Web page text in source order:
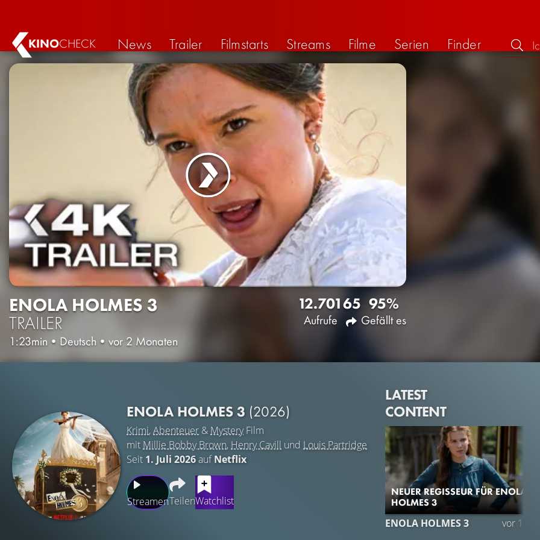
KINOCHECK News Trailer Filmstarts Streams Filme Serien Finder
ENOLA HOLMES 3
TRAILER
1:23min • Deutsch • vor 2 Monaten
12.701
Aufrufe
65 95%
Gefällt es
ENOLA HOLMES 3 (2026)
Krimi,Abenteuer & MysteryFilm
mit Millie Bobby Brown, Henry Cavill und Louis Partridge
Seit 1. Juli 2026aufNetflix
StreamenTeilenWatchlist
LATEST
CONTENT
NEUER REGISSEUR FÜR ENOLA
HOLMES 3
ENOLA HOLMES 3 vor 1 Jahr